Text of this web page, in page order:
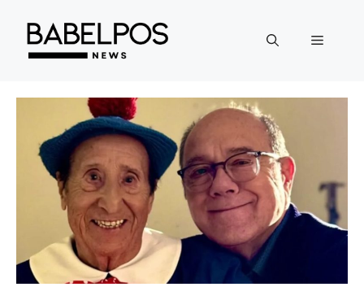
Menu